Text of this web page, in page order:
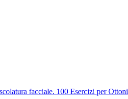
facciale. 100 Esercizi per Ottoni